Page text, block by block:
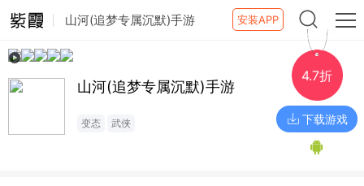
山河(追梦专属沉默)手游 安装APP
山河(追梦专属沉默)手游
变态 武侠
4.7折
下载游戏